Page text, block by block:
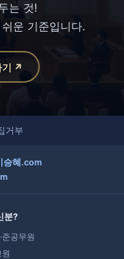
는 것!
운 기준입니다.
기 ↗
거부
승혜.com
분?
준공무원
원